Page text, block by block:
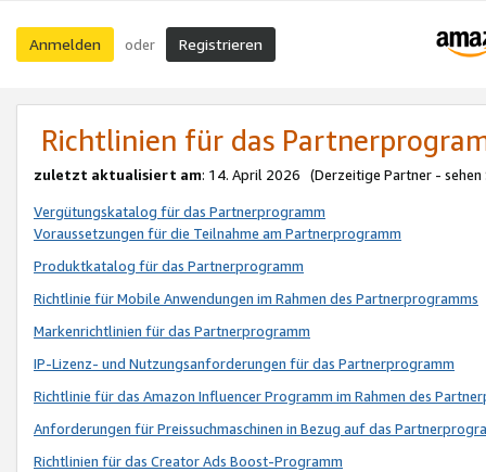
Anmelden oder Registrieren
Richtlinien für das
zuletzt aktualisiert am: 14. April 2026 (Derzeitige Partner - sehen
Vergütungskatalog für das Partnerprogramm
Voraussetzungen für die Teilnahme am Partnerprogramm
Produktkatalog für das Partnerprogramm
Richtlinie für Mobile Anwendungen im Rahmen des Partnerprogramms
Markenrichtlinien für das Partnerprogramm
IP-Lizenz- und Nutzungsanforderungen für das Partnerprogramm
Richtlinie für das Amazon Influencer Programm im Rahmen des
Anforderungen für Preissuchmaschinen in Bezug auf das
Richtlinien für das Creator Ads Boost-Programm